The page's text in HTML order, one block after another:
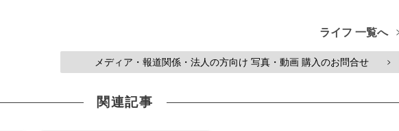
ライフ 一覧へ
メディア・報道関係・法人の方向け 写真・動画 購入のお問合せ >
関連記事